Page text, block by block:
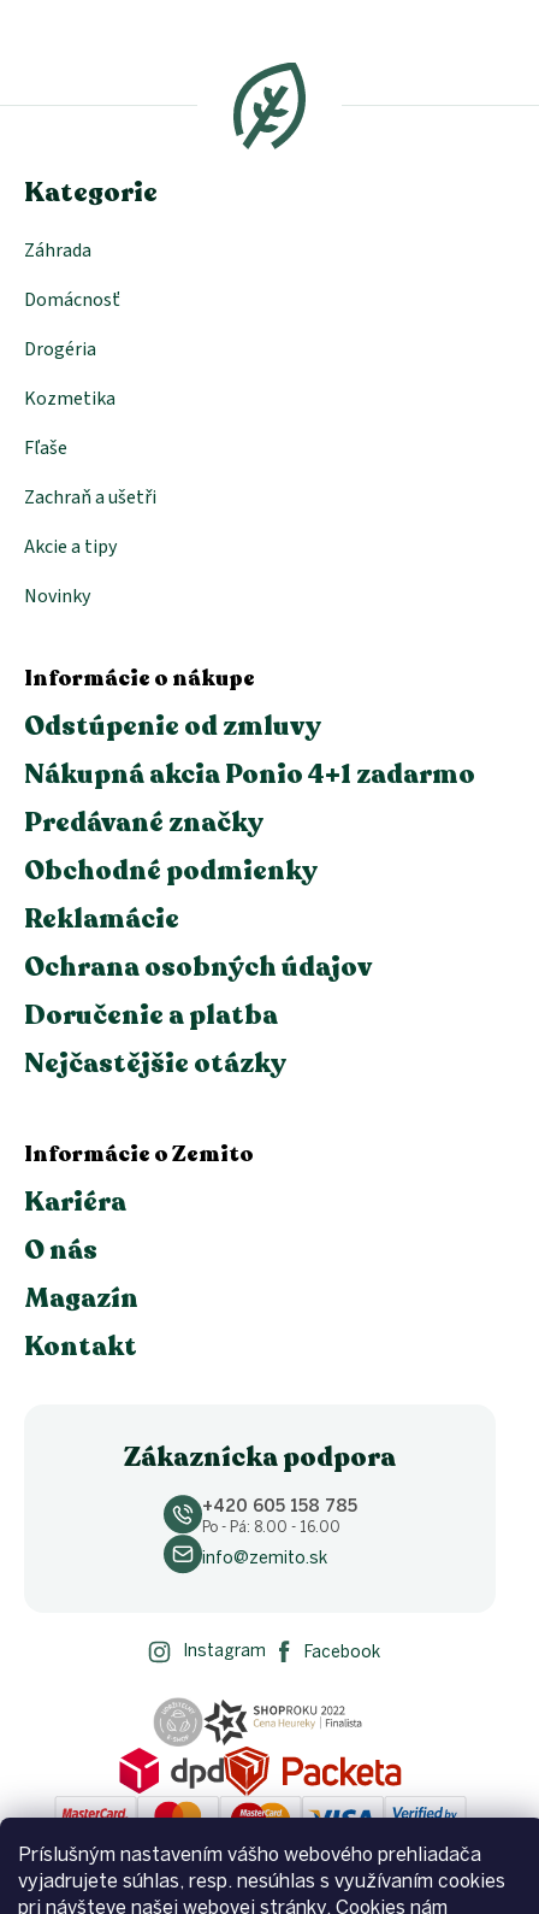
Príslušným nastavením vášho webového prehliadača
vyjadrujete súhlas, resp. nesúhlas s využívaním cookies
pri návšteve našej webovej stránky. Cookies nám
d
a
c
i
ä
Kategorie
Záhrada
Domácnosť
Drogéria
Kozmetika
Fľaše
Zachraň a ušetři
Akcie a tipy
Novinky
Informácie o nákupe
Odstúpenie od zmluvy
Nákupná akcia Ponio 4+1 zadarmo
Predávané značky
Obchodné podmienky
Reklamácie
Ochrana osobných údajov
Doručenie a platba
Nejčastějšie otázky
Informácie o Zemito
Kariéra
O nás
Magazín
Kontakt
Zákaznícka podpora
+420 605 158 785
Po - Pá: 8.00 - 16.00
info@zemito.sk
Instagram Facebook